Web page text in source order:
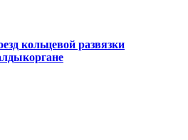
кольцевой развязки